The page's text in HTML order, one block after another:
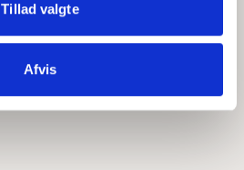
Tillad valgte
Afvis